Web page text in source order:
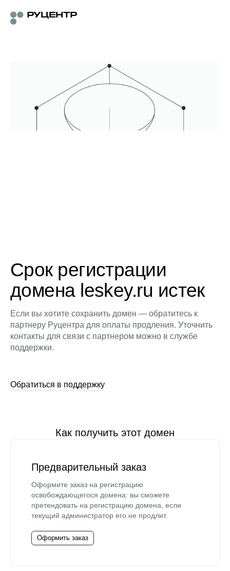
Срок регистрации
домена leskey.ru истек
Если вы хотите сохранить домен — обратитесь к
партнеру Руцентра для оплаты продления. Уточнить
контакты для связи с партнером можно в службе
поддержки.
Обратиться в поддержку
Как получить этот домен
Предварительный заказ
Оформите заказ на регистрацию
освобождающегося домена: вы сможете
претендовать на регистрацию домена, если
текущий администратор его не продлит.
Оформить заказ